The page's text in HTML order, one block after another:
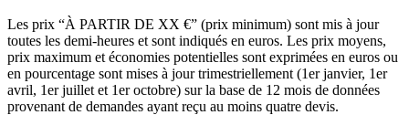
Les prix “À PARTIR DE XX €” (prix minimum) sont mis à jour
toutes les demi-heures et sont indiqués en euros. Les prix moyens,
prix maximum et économies potentielles sont exprimées en euros ou
en pourcentage sont mises à jour trimestriellement (1er janvier, 1er
avril, 1er juillet et 1er octobre) sur la base de 12 mois de données
provenant de demandes ayant reçu au moins quatre devis.